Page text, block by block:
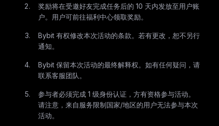
奖励将在受邀好友完成任务后的 10 天内发放至用户账
户。用户可前往福利中心领取奖励。
Bybit 有权修改本次活动的条款。若有更改，恕不另行
通知。
Bybit 保留本次活动的最终解释权。如有任何疑问，请
联系客服团队。
参与者必须完成 1 级身份认证，方有资格参与活动。
请注意，来自服务限制国家/地区的用户无法参与本次
活动。